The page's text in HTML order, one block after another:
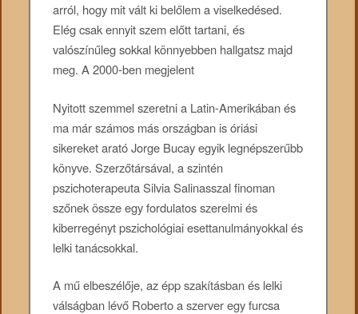
arról, hogy mit vált ki belőlem a viselkedésed.
Elég csak ennyit szem előtt tartani, és
valószínűleg sokkal könnyebben hallgatsz majd
meg. A 2000-ben megjelent
Nyitott szemmel szeretni a Latin-Amerikában és
ma már számos más országban is óriási
sikereket arató Jorge Bucay egyik legnépszerűbb
könyve. Szerzőtársával, a szintén
pszichoterapeuta Silvia Salinasszal finoman
szőnek össze egy fordulatos szerelmi és
kiberregényt pszichológiai esettanulmányokkal és
lelki tanácsokkal.
A mű elbeszélője, az épp szakításban és lelki
válságban lévő Roberto a szerver egy furcsa